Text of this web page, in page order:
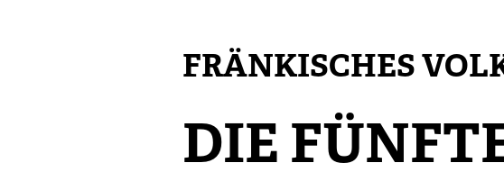
FRÄNKISCHES
DIE